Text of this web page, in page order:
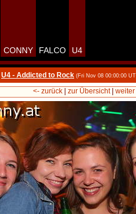
CONNY FALCO U4
U4 - Addicted to Rock (Fri Nov 08 00:00:00
<- zurück| zur Übersicht| weiter